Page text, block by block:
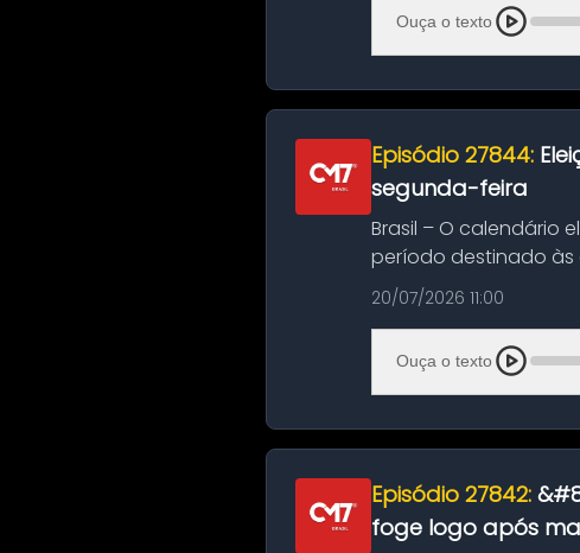
Ouça o texto
Episódio 27844:
segunda-feira
Brasil – O calendário
período destinado
oficializa...
20/07/2026 11:00
Ouça o texto
Episódio 27842:
foge logo após